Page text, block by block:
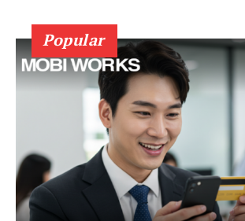
Company
회사소개
마이페이지
광고 및 제휴문의
구독자 의견
Popular